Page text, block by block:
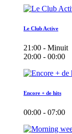
Le Club Active
21:00 - Minuit
20:00 - 00:00
Encore + de hits
00:00 - 07:00